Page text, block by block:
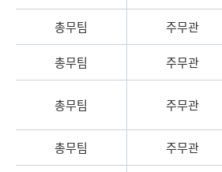
총무팀 주무관
총무팀 주무관
총무팀 주무관
총무팀 주무관